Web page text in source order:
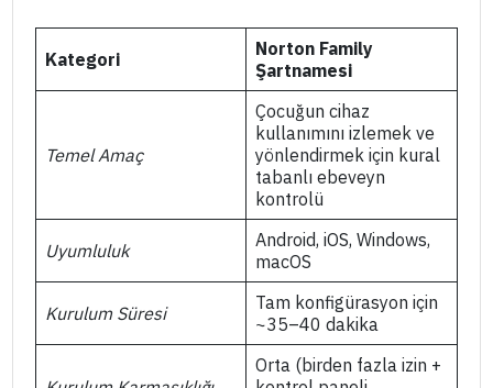
Kategori
Norton Family
Şartnamesi
Temel Amaç
Çocuğun cihaz
kullanımını izlemek ve
yönlendirmek için kural
tabanlı ebeveyn
kontrolü
Uyumluluk
Android, iOS, Windows,
macOS
Kurulum Süresi
Tam konfigürasyon için
~35–40 dakika
Orta (birden fazla izin +